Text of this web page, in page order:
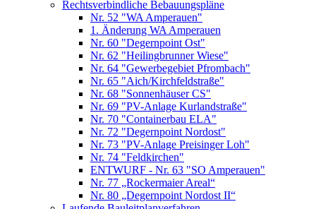
Rechtsverbindliche Bebauungspläne
Nr. 52 "WA Amperauen"
1. Änderung WA Amperauen
Nr. 60 "Degernpoint Ost"
Nr. 62 "Heilingbrunner Wiese"
Nr. 64 "Gewerbegebiet Pfrombach"
Nr. 65 "Aich/Kirchfeldstraße"
Nr. 68 "Sonnenhäuser CS"
Nr. 69 "PV-Anlage Kurlandstraße"
Nr. 70 "Containerbau ELA"
Nr. 72 "Degernpoint Nordost"
Nr. 73 "PV-Anlage Preisinger Loh"
Nr. 74 "Feldkirchen"
ENTWURF - Nr. 63 "SO Amperauen"
Nr. 77 „Rockermaier Areal“
Nr. 80 „Degernpoint Nordost II“